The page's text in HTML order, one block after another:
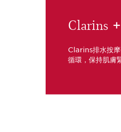
Clarins +
Clarins排水按
循環，保持肌膚